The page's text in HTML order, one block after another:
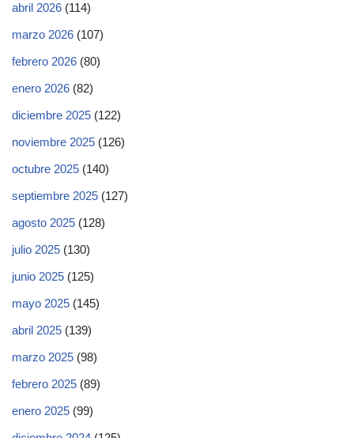
abril 2026 (114)
marzo 2026 (107)
febrero 2026 (80)
enero 2026 (82)
diciembre 2025 (122)
noviembre 2025 (126)
octubre 2025 (140)
septiembre 2025 (127)
agosto 2025 (128)
julio 2025 (130)
junio 2025 (125)
mayo 2025 (145)
abril 2025 (139)
marzo 2025 (98)
febrero 2025 (89)
enero 2025 (99)